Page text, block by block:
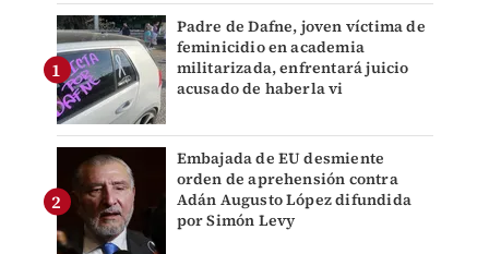
Padre de Dafne, joven víctima de
feminicidio en academia
militarizada, enfrentará juicio
acusado de haberla vi
Embajada de EU desmiente
orden de aprehensión contra
Adán Augusto López difundida
por Simón Levy